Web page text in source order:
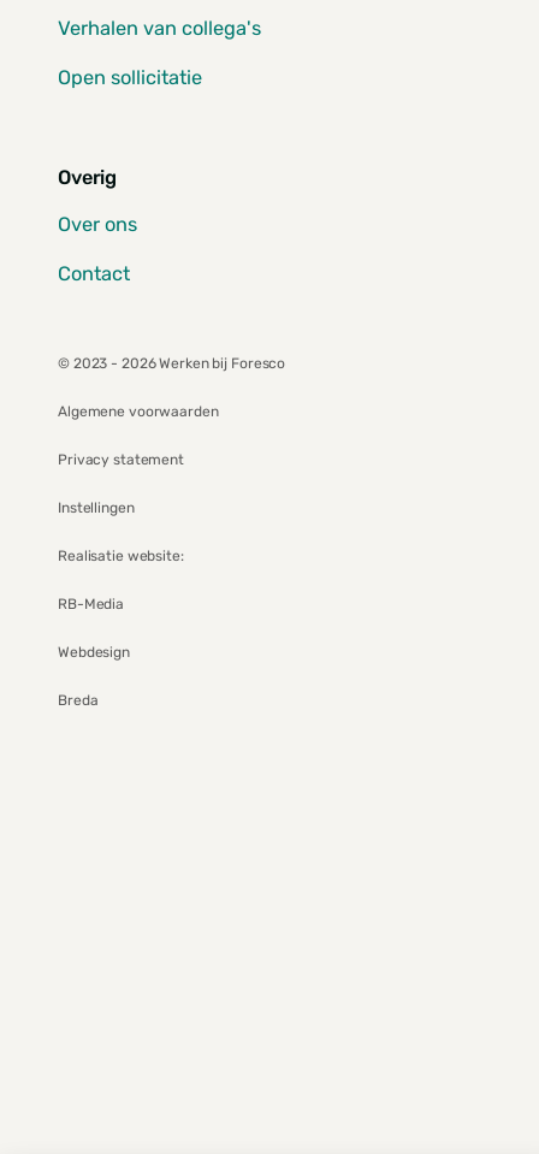
Verhalen van collega's
Open sollicitatie
Overig
Over ons
Contact
© 2023 - 2026 Werken bij Foresco
Algemene voorwaarden
Privacy statement
Instellingen
Realisatie website:
RB-Media
Webdesign
Breda